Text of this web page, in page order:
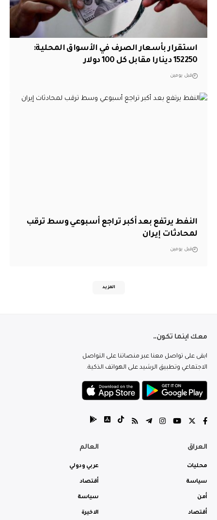
استقرار بأسعار الصرف في الأسواق المحلية:
152250 دينارا مقابل كل 100 دولار
قبل يومين
النفط يرتفع بعد أكبر تراجع أسبوعي وسط ترقب
لمحادثات إيران
قبل يومين
المزيد
معك اينما تكون..
ابقى على تواصل معنا عبر منصاتنا على التواصل
الاجتماعي وتطبيق الرشيد على الهواتف الذكية.
العراق
محليات
سياسة
أمن
أقتصاد
العالم
عربي ودولي
أقتصاد
سياسة
الاخيرة